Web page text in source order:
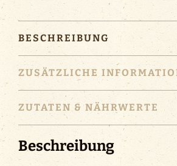
BESCHREIBUNG
ZUSÄTZLICHE
ZUTATEN & NÄHRWERTE
Beschreibung